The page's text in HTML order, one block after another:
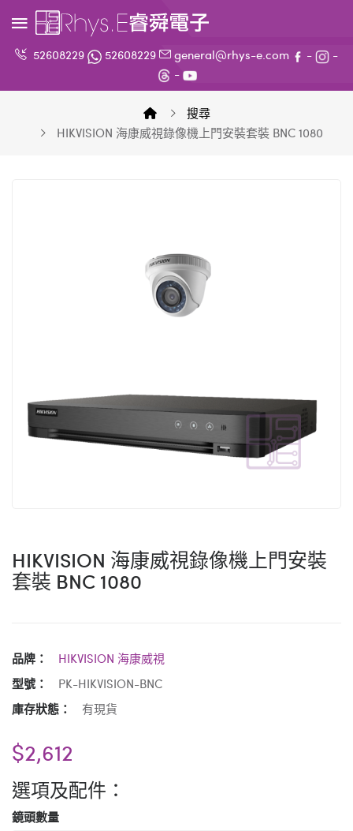
52608229 52608229 general@rhys-e.com -
-
-
搜尋
HIKVISION 海康威視錄像機上門安裝套裝 BNC 1080
HIKVISION 海康威視錄像機上門安裝
套裝 BNC 1080
品牌：
HIKVISION 海康威視
型號：
PK-HIKVISION-BNC
庫存狀態：
有現貨
$2,612
選項及配件：
鏡頭數量